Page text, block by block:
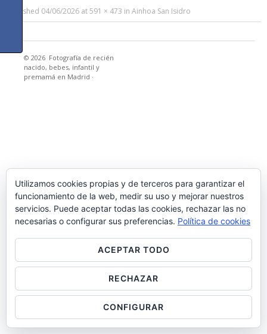
Published 04/06/2026 at591 × 473 in Ainhoa San Isidro
© 2026 Fotografía de recién
nacido, bebes, infantil y
premamá en Madrid ·
Utilizamos cookies propias y de terceros para garantizar el
funcionamiento de la web, medir su uso y mejorar nuestros
servicios. Puede aceptar todas las cookies, rechazar las no
necesarias o configurar sus preferencias. Política de cookies
ACEPTAR TODO
RECHAZAR
CONFIGURAR